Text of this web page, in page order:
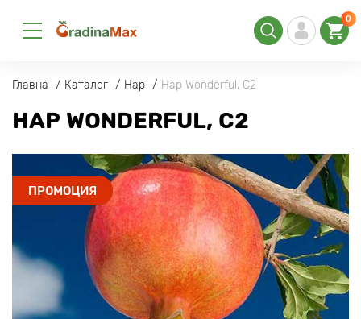
0
Главна Каталог Нар Нар Wonderful, С2
НАР WONDERFUL, С2
ПРОМОЦИЯ